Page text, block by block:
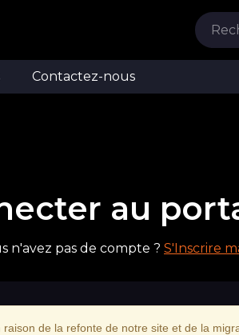
Contactez-nous
au
n'avez pas de compte ? S'Inscrire
raison de la refonte de notre site et de la